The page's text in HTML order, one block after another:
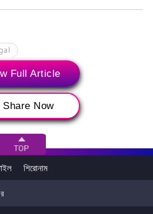
Full Article
Share Now
শিরোনাম